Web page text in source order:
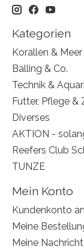
Kategorien
Korallen & Meer
Balling & Co.
Technik &
Futter, Pflege &
Diverses
AKTION -
Reefers Club
TUNZE
Mein Konto
Kundenkonto
Meine
Meine